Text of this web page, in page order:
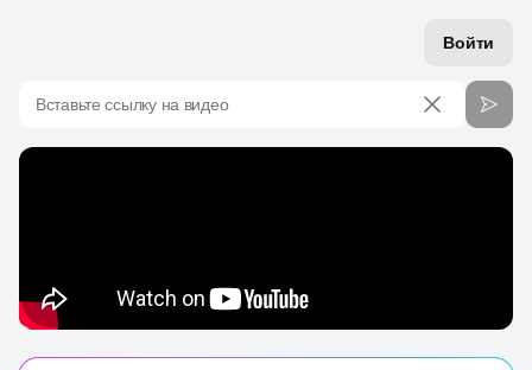
Войти
Вставьте ссылку на видео